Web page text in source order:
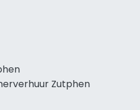
Zutphen